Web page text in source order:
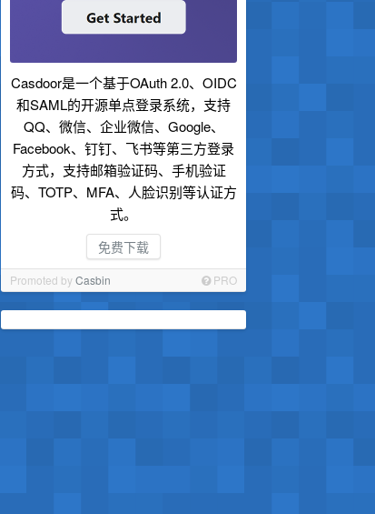
Casdoor是一个基于OAuth 2.0、OIDC
和SAML的开源单点登录系统，支持
QQ、微信、企业微信、Google、
Facebook、钉钉、飞书等第三方登录
方式，支持邮箱验证码、手机验证
码、TOTP、MFA、人脸识别等认证方
式。
免费下载
Promoted byCasbin PRO